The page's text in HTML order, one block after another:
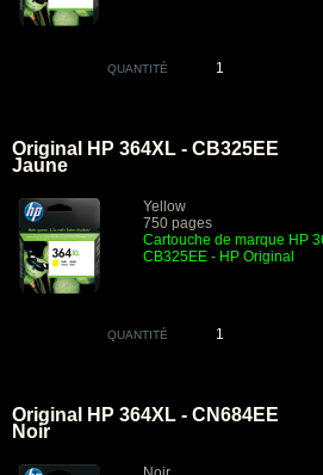
QUANTITÉ
Original HP 364XL - CB325EE
Jaune
Yellow
750 pages
Cartouche de marque HP
CB325EE - HP Original
QUANTITÉ
Original HP 364XL - CN684EE
Noir